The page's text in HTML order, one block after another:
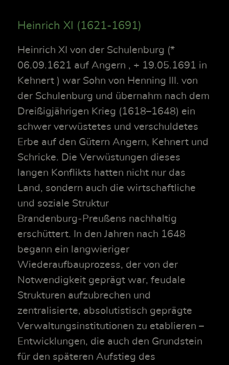
Heinrich XI (1621-1691)
Heinrich XI von der Schulenburg (*
06.09.1621 auf Angern , + 19.05.1691 in
Kehnert ) war Sohn von Henning III. von
der Schulenburg und übernahm nach dem
Dreißigjährigen Krieg (1618–1648) ein
schwer verwüstetes und verschuldetes
Erbe auf den Gütern Angern, Kehnert und
Schricke. Die Verwüstungen dieses
langen Konflikts hatten nicht nur das
Land, sondern auch die wirtschaftliche
und soziale Struktur
Brandenburg‑Preußens nachhaltig
erschüttert. In den Jahren nach 1648
begann ein langwieriger
Wiederaufbauprozess, der von der
Notwendigkeit geprägt war, feudale
Strukturen aufzubrechen und
zentralisierte, absolutistisch geprägte
Verwaltungsinstitutionen zu etablieren –
Entwicklungen, die auch den Grundstein
für den späteren Aufstieg des